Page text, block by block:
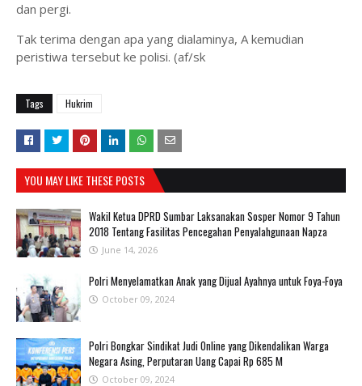
dan pergi.
Tak terima dengan apa yang dialaminya, A kemudian
peristiwa tersebut ke polisi. (af/sk
Tags Hukrim
YOU MAY LIKE THESE POSTS
Wakil Ketua DPRD Sumbar Laksanakan Sosper Nomor 9 Tahun
2018 Tentang Fasilitas Pencegahan Penyalahgunaan Napza
June 14, 2026
Polri Menyelamatkan Anak yang Dijual Ayahnya untuk Foya-Foya
October 09, 2024
Polri Bongkar Sindikat Judi Online yang Dikendalikan Warga
Negara Asing, Perputaran Uang Capai Rp 685 M
October 09, 2024